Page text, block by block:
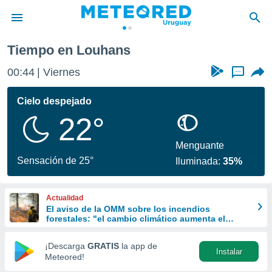
de
ha
calidad.
a este
las
y
forma
digital
basada
Tiempo en Louhans
00:44 Viernes ...
Cielo despejado
22°
Sensación de 25°
Menguante
Iluminada:35%
Actualidad
El aviso de la OMM sobre los incendios
forestales: "el cambio climático aumenta el
¡Descarga GRATIS la app de
Meteored!
Instalar